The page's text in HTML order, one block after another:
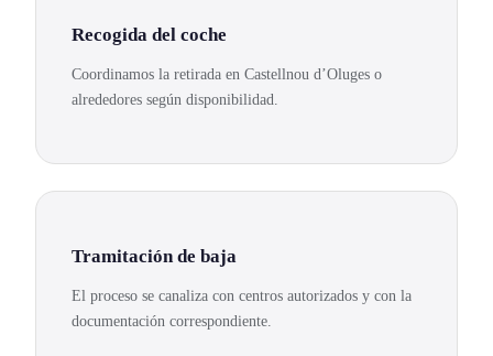
Recogida del coche
Coordinamos la retirada en Castellnou d’Oluges o
alrededores según disponibilidad.
Tramitación de baja
El proceso se canaliza con centros autorizados y con la
documentación correspondiente.